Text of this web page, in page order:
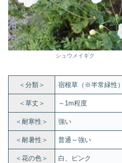
シュウメイギク
＜分類＞ 宿根草（※半常緑性）
＜草丈＞ ～1m程度
＜耐寒性＞ 強い
＜耐暑性＞ 普通～強い
＜花の色＞ 白、ピンク